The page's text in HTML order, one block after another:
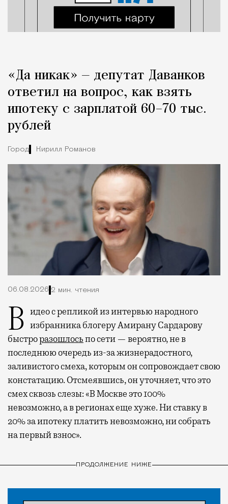
«Да никак» — депутат Даванков
ответил на вопрос, как взять
ипотеку с зарплатой 60–70 тыс.
рублей
Город Кирилл Романов
06.08.2026 2 мин. чтения
Видео с репликой из интервью народного избранника блогеру Амирану Сардарову
быстроразошлосьпо сети — вероятно, не в
последнюю очередь из-за жизнерадостного,
заливистого смеха, которым он сопровождает свою
констатацию. Отсмеявшись, он уточняет, что это
смех сквозь слезы: «В Москве это 100%
невозможно, а в регионах еще хуже. Ни ставку в
20% за ипотеку платить невозможно, ни собрать
на первый взнос».
ПРОДОЛЖЕНИЕ НИЖЕ